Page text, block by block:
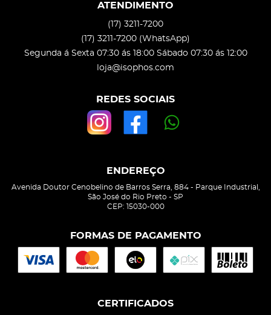
ATENDIMENTO
(17) 3211-7200
(17) 3211-7200 (WhatsApp)
Segunda á Sexta 07:30 ás 18:00 Sábado 07:30 ás 12:00
loja@isophos.com
REDES SOCIAIS
ENDEREÇO
Avenida Doutor Cenobelino de Barros Serra, 884- Parque Industrial,
São José do Rio Preto - SP
CEP: 15030-000
FORMAS DE PAGAMENTO
CERTIFICADOS